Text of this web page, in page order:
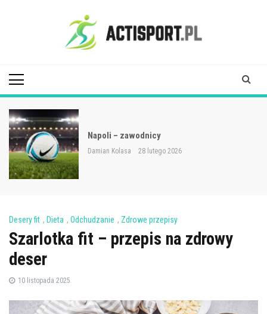
Napoli – zawodnicy
Damian Kolasa 28 lutego 2026
Desery fit , Dieta , Odchudzanie , Zdrowe przepisy
Szarlotka fit – przepis na zdrowy
deser
10 listopada 2025